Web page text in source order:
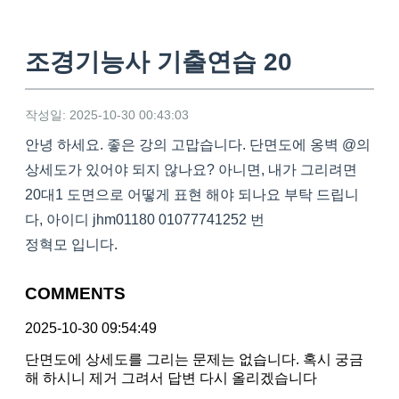
조경기능사 기출연습 20
작성일: 2025-10-30 00:43:03
안녕 하세요. 좋은 강의 고맙습니다. 단면도에 옹벽 @의
상세도가 있어야 되지 않나요? 아니면, 내가 그리려면
20대1 도면으로 어떻게 표현 해야 되나요 부탁 드립니
다, 아이디 jhm01180 01077741252 번
정혁모 입니다.
COMMENTS
2025-10-30 09:54:49
단면도에 상세도를 그리는 문제는 없습니다. 혹시 궁금
해 하시니 제거 그려서 답변 다시 올리겠습니다